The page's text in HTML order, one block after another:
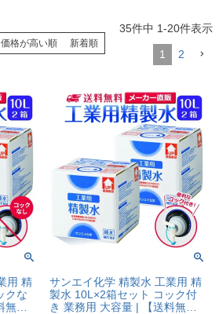
価格が高い順 新着順
35件中 1-20件表示
1 2
用 精
クな
無
サンエイ化学 精製水 工業用 精
製水 10L×2箱セット コック付
き 業務用 大容量 | 【送料無